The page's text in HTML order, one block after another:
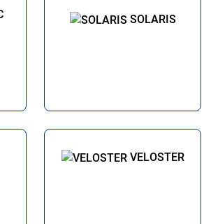
SOLARIS
VELOSTER